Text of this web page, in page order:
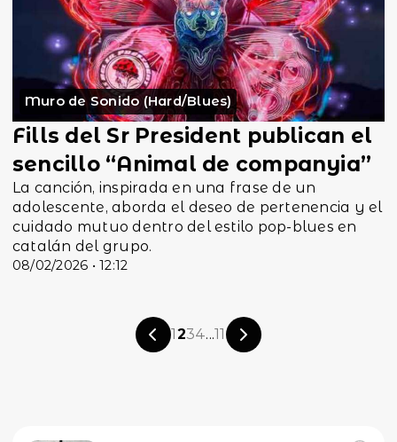
Muro de Sonido (Hard/Blues)
08/02/2026 • 12:12
Fills del Sr President publican el
sencillo “Animal de companyia”
La canción, inspirada en una frase de un
adolescente, aborda el deseo de pertenencia y el
cuidado mutuo dentro del estilo pop-blues en
catalán del grupo.
1234...11